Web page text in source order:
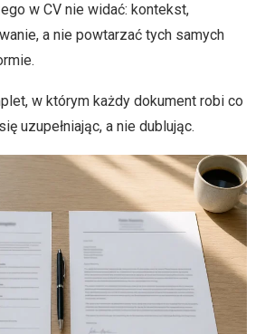
w CV nie widać: kontekst,
a nie powtarzać tych samych
w którym każdy dokument robi co
uzupełniając, a nie dublując.